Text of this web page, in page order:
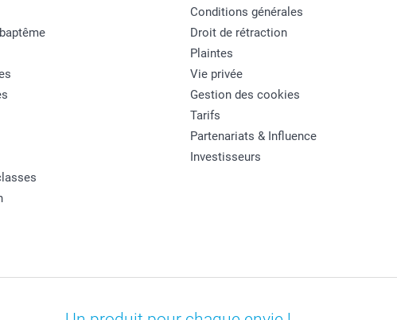
Conditions générales
Droit de rétraction
Plaintes
Vie privée
Gestion des cookies
Tarifs
Partenariats & Influence
Investisseurs